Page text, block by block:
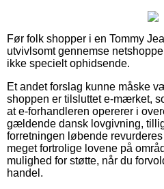
Før folk shopper i en Tommy
utvivlsomt gennemse
ikke specielt ophidsende.
Et andet forslag kunne måske
shoppen er tilsluttet e-mærket,
at e-forhandleren opererer i
gældende dansk lovgivning,
forretningen løbende
meget fortrolige lovene på
mulighed for støtte, når du
handel.